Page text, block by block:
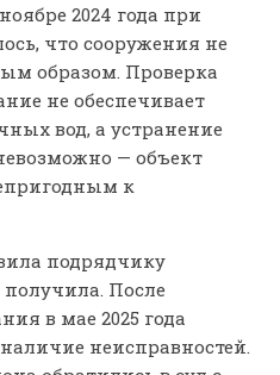
2024 года при
что сооружения не
образом. Проверка
не обеспечивает
вод, а устранение
— объект
к
подрядчику
получила. После
в мае 2025 года
неисправностей.